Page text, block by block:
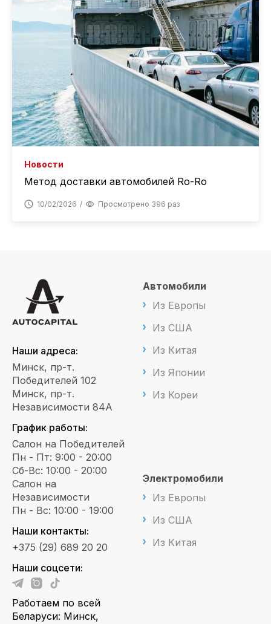
Новости
Метод доставки автомобилей Ro-Ro
10/02/2026 Просмотрено 396 раз
Наши адреса:
Минск, пр-т.
Победителей 102
Минск, пр-т.
Независимости 84А
График работы:
Салон на Победителей
Пн - Пт: 9:00 - 20:00
Сб-Вс: 10:00 - 20:00
Салон на
Независимости
Пн - Вс: 10:00 - 19:00
Наши контакты:
+375 (29) 689 20 20
Наши соцсети:
Работаем по всей
Беларуси: Минск,
Автомобили
Из Европы
Из США
Из Китая
Из Японии
Из Кореи
Электромобили
Из Европы
Из США
Из Китая